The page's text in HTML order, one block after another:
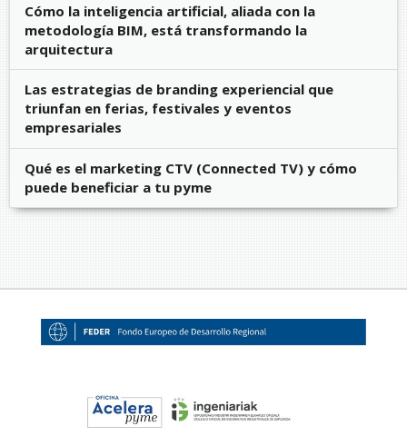
Cómo la inteligencia artificial, aliada con la
metodología BIM, está transformando la
arquitectura
Las estrategias de branding experiencial que
triunfan en ferias, festivales y eventos
empresariales
Qué es el marketing CTV (Connected TV) y cómo
puede beneficiar a tu pyme